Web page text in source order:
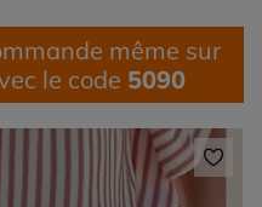
même sur
le code 5090